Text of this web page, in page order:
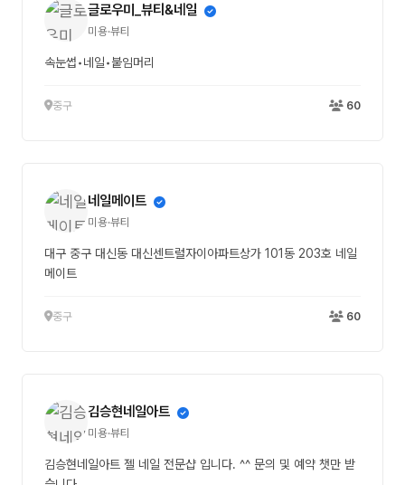
글로우미_뷰티&네일
미용·뷰티
속눈썹•네일•붙임머리
중구 60
네일메이트
미용·뷰티
대구 중구 대신동 대신센트럴자이아파트상가 101동 203호 네일
메이트
중구 60
김승현네일아트
미용·뷰티
김승현네일아트 젤 네일 전문샵 입니다. ^^ 문의 및 예약 챗만 받